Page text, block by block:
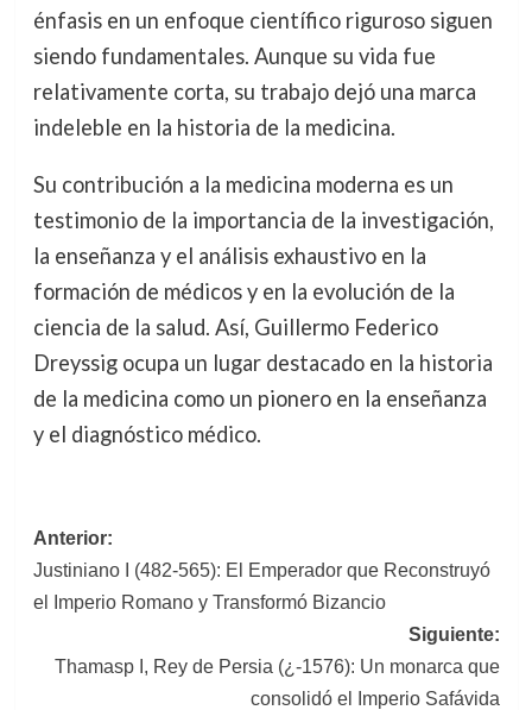
énfasis en un enfoque científico riguroso siguen
siendo fundamentales. Aunque su vida fue
relativamente corta, su trabajo dejó una marca
indeleble en la historia de la medicina.
Su contribución a la medicina moderna es un
testimonio de la importancia de la investigación,
la enseñanza y el análisis exhaustivo en la
formación de médicos y en la evolución de la
ciencia de la salud. Así, Guillermo Federico
Dreyssig ocupa un lugar destacado en la historia
de la medicina como un pionero en la enseñanza
y el diagnóstico médico.
Navegación
de
entradas
Anterior:
Justiniano I (482-565): El Emperador que Reconstruyó
el Imperio Romano y Transformó Bizancio
Siguiente:
Thamasp I, Rey de Persia (¿-1576): Un monarca que
consolidó el Imperio Safávida